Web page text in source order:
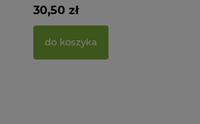
30,50 zł
do koszyka